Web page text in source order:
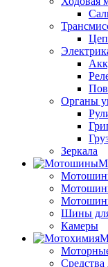
Органы
Зеркала
Шины
Камеры
Средства